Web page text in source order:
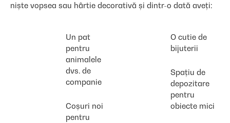
niște vopsea sau hârtie decorativă și dintr-o dată aveți:
Un pat
pentru
animalele
dvs. de
companie
Coșuri noi
pentru
O cutie de
bijuterii
Spațiu de
depozitare
pentru
obiecte mici